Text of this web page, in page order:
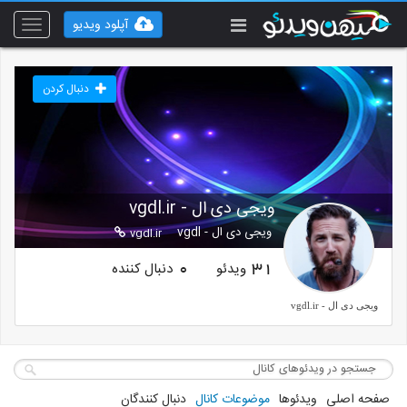
Toggle
آپلود ویدیو
ویجی دی ال - vgdl.ir
ویجی دی ال - vgdl vgdl.ir
دنبال کردن
31 ویدئو 0 دنبال کننده
ویجی دی ال - vgdl.ir
صفحه اصلی ویدئوها موضوعات کانال دنبال کنندگان